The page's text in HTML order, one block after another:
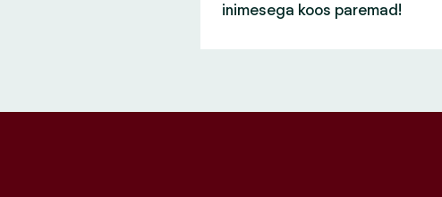
inimesega koos paremad!